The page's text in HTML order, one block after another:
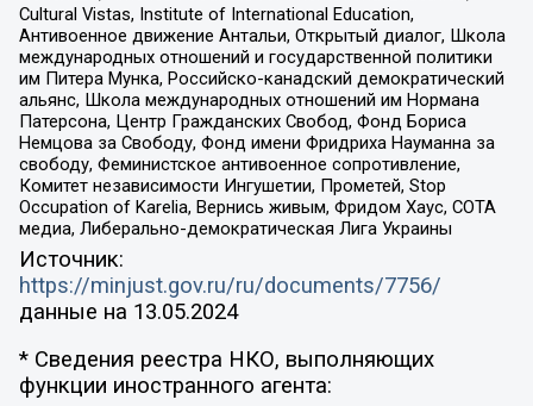
Cultural Vistas, Institute of International Education,
Антивоенное движение Антальи, Открытый диалог, Школа
международных отношений и государственной политики
им Питера Мунка, Российско-канадский демократический
альянс, Школа международных отношений им Нормана
Патерсона, Центр Гражданских Свобод, Фонд Бориса
Немцова за Свободу, Фонд имени Фридриха Науманна за
свободу, Феминистское антивоенное сопротивление,
Комитет независимости Ингушетии, Прометей, Stop
Occupation of Karelia, Вернись живым, Фридом Хаус, СОТА
медиа, Либерально-демократическая Лига Украины
Источник:
https://minjust.gov.ru/ru/documents/7756/
данные на 13.05.2024
* Сведения реестра НКО, выполняющих
функции иностранного агента: